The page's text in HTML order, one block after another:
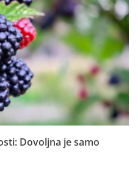
Dovoljna je samo